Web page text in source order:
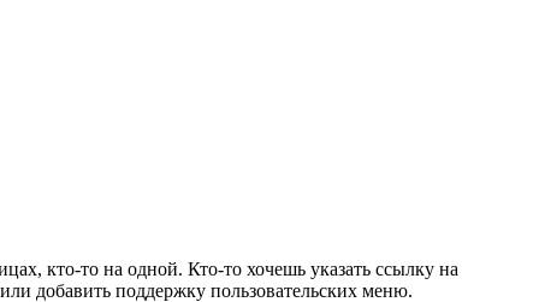
кто-то на одной. Кто-то хочешь указать ссылку на
добавить поддержку пользовательских меню.